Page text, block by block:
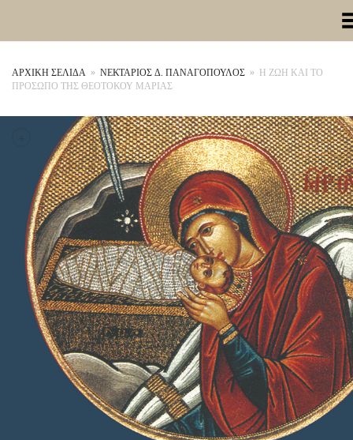
Toggle
ΑΡΧΙΚΉ ΣΕΛΊΔΑ » ΝΕΚΤΑΡΙΟΣ Δ. ΠΑΝΑΓΟΠΟΥΛΟΣ » Η ΖΩΗ ΚΑΙ ΤΟ
ΠΡΟΣΩΠΟ ΤΗΣ ΘΕΟΤΟΚΟΥ ΜΑΡΙΑΣ